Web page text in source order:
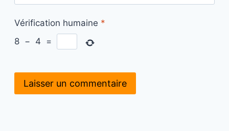
Vérification humaine *
8 − 4 =